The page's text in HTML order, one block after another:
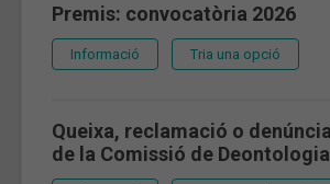
Premis: convocatòria 2026
Informació Tria una opció
Queixa, reclamació o
de la Comissió de Deontologia